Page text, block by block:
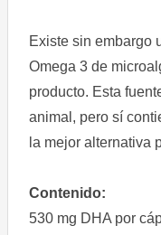
Existe sin embargo
Omega 3 de
producto. Esta
animal, pero sí
la mejor alternativa
Contenido:
530 mg DHA por